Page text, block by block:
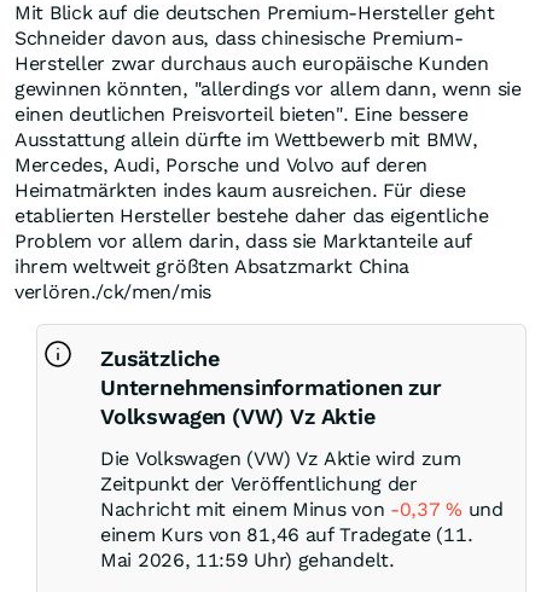
Mit Blick auf die deutschen Premium-Hersteller geht
Schneider davon aus, dass chinesische Premium-
Hersteller zwar durchaus auch europäische Kunden
gewinnen könnten, "allerdings vor allem dann, wenn sie
einen deutlichen Preisvorteil bieten". Eine bessere
Ausstattung allein dürfte im Wettbewerb mit BMW,
Mercedes, Audi, Porsche und Volvo auf deren
Heimatmärkten indes kaum ausreichen. Für diese
etablierten Hersteller bestehe daher das eigentliche
Problem vor allem darin, dass sie Marktanteile auf
ihrem weltweit größten Absatzmarkt China
verlören./ck/men/mis
Zusätzliche
Unternehmensinformationen zur
Volkswagen (VW) Vz Aktie
Die Volkswagen (VW) Vz Aktie wird zum
Zeitpunkt der Veröffentlichung der
Nachricht mit einem Minus von -0,37% und
einem Kurs von 81,46 auf Tradegate (11.
Mai 2026, 11:59 Uhr) gehandelt.